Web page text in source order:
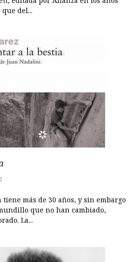
del...
más de 30 años, y sin embargo
que no han cambiado,
La...